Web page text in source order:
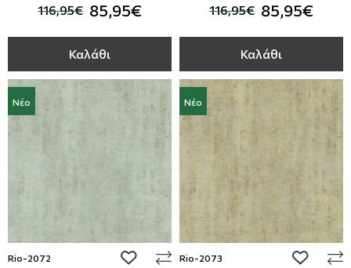
116,95€ 85,95€
Καλάθι
116,95€ 85,95€
Καλάθι
Νέο
Rio-2072 add to wishlist
Νέο
Rio-2073 add to